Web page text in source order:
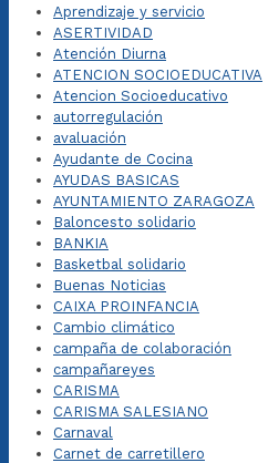
Aprendizaje y servicio
ASERTIVIDAD
Atención Diurna
ATENCION SOCIOEDUCATIVA
Atencion Socioeducativo
autorregulación
avaluación
Ayudante de Cocina
AYUDAS BASICAS
AYUNTAMIENTO ZARAGOZA
Baloncesto solidario
BANKIA
Basketbal solidario
Buenas Noticias
CAIXA PROINFANCIA
Cambio climático
campaña de colaboración
campañareyes
CARISMA
CARISMA SALESIANO
Carnaval
Carnet de carretillero